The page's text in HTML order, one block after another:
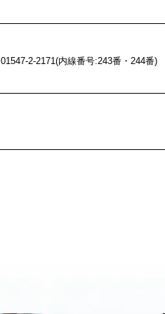
01547-2-2171(内線番号:243番・244番)